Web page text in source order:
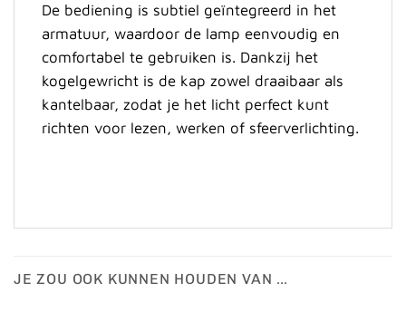
De bediening is subtiel geïntegreerd in het
armatuur, waardoor de lamp eenvoudig en
comfortabel te gebruiken is. Dankzij het
kogelgewricht is de kap zowel draaibaar als
kantelbaar, zodat je het licht perfect kunt
richten voor lezen, werken of sfeerverlichting.
JE ZOU OOK KUNNEN HOUDEN VAN …